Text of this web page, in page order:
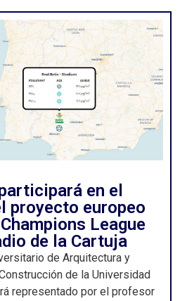
en el
proyecto europeo
League
de la Cartuja
de Arquitectura y
de la Universidad
representado por el profesor